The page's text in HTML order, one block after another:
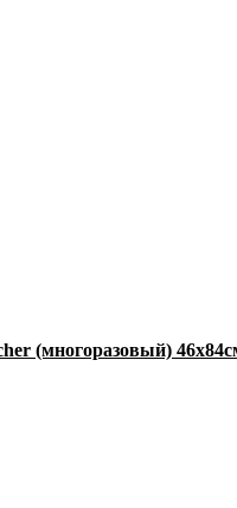
(многоразовый)